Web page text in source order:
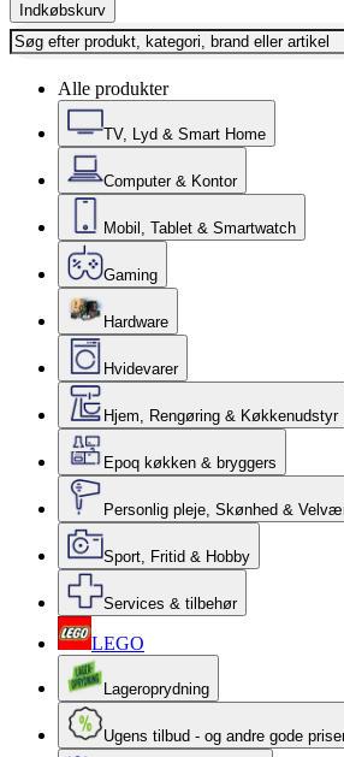
Indkøbskurv
Alle produkter
TV, Lyd & Smart Home
Computer & Kontor
Mobil, Tablet & Smartwatch
Gaming
Hardware
Hvidevarer
Hjem, Rengøring & Køkkenudstyr
Epoq køkken & bryggers
Personlig pleje, Skønhed &
Sport, Fritid & Hobby
Services & tilbehør
LEGO
Lageroprydning
Ugens tilbud - og andre gode